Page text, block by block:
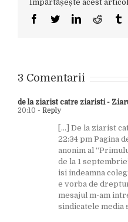
Împărtășește acest
Facebook
TwitterLinkedinReddit
3 Comentarii
de la ziarist catre ziaristi -
20:10 - Reply
[…] De la ziarist
22:34 pm Pagina
anonim al
de la 1
isi indeamna
e vorba de
mesajul m-am
sindicatele media